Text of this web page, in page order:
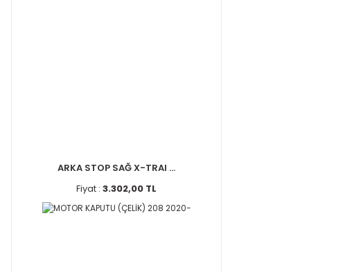
ARKA STOP SAĞ X-TRAI ...
Fiyat : 3.302,00 TL